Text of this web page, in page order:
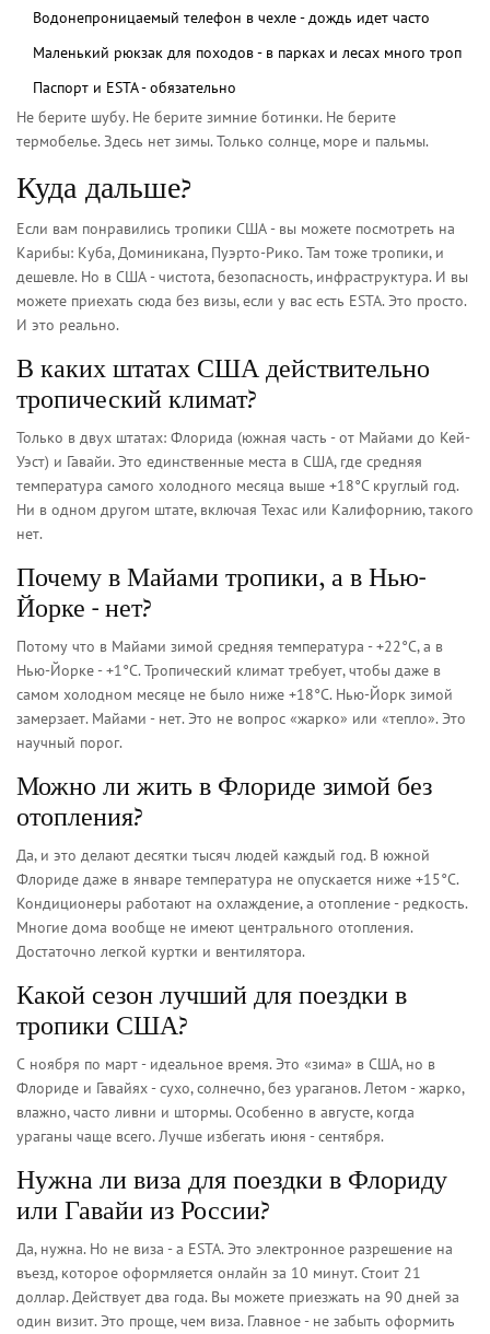
Водонепроницаемый телефон в чехле - дождь идет часто
Маленький рюкзак для походов - в парках и лесах много троп
Паспорт и ESTA - обязательно
Не берите шубу. Не берите зимние ботинки. Не берите
термобелье. Здесь нет зимы. Только солнце, море и пальмы.
Куда дальше?
Если вам понравились тропики США - вы можете посмотреть на
Карибы: Куба, Доминикана, Пуэрто-Рико. Там тоже тропики, и
дешевле. Но в США - чистота, безопасность, инфраструктура. И вы
можете приехать сюда без визы, если у вас есть ESTA. Это просто.
И это реально.
В каких штатах США действительно
тропический климат?
Только в двух штатах: Флорида (южная часть - от Майами до Кей-
Уэст) и Гавайи. Это единственные места в США, где средняя
температура самого холодного месяца выше +18°C круглый год.
Ни в одном другом штате, включая Техас или Калифорнию, такого
нет.
Почему в Майами тропики, а в Нью-
Йорке - нет?
Потому что в Майами зимой средняя температура - +22°C, а в
Нью-Йорке - +1°C. Тропический климат требует, чтобы даже в
самом холодном месяце не было ниже +18°C. Нью-Йорк зимой
замерзает. Майами - нет. Это не вопрос «жарко» или «тепло». Это
научный порог.
Можно ли жить в Флориде зимой без
отопления?
Да, и это делают десятки тысяч людей каждый год. В южной
Флориде даже в январе температура не опускается ниже +15°C.
Кондиционеры работают на охлаждение, а отопление - редкость.
Многие дома вообще не имеют центрального отопления.
Достаточно легкой куртки и вентилятора.
Какой сезон лучший для поездки в
тропики США?
С ноября по март - идеальное время. Это «зима» в США, но в
Флориде и Гавайях - сухо, солнечно, без ураганов. Летом - жарко,
влажно, часто ливни и штормы. Особенно в августе, когда
ураганы чаще всего. Лучше избегать июня - сентября.
Нужна ли виза для поездки в Флориду
или Гавайи из России?
Да, нужна. Но не виза - а ESTA. Это электронное разрешение на
въезд, которое оформляется онлайн за 10 минут. Стоит 21
доллар. Действует два года. Вы можете приезжать на 90 дней за
один визит. Это проще, чем виза. Главное - не забыть оформить